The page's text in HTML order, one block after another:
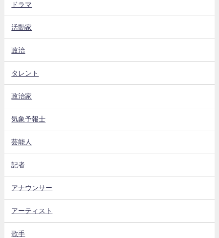
ドラマ
活動家
政治
タレント
政治家
気象予報士
芸能人
記者
アナウンサー
アーティスト
歌手